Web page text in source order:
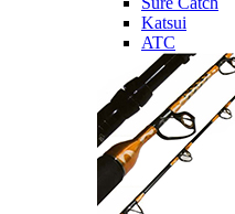
Katsui
ATC